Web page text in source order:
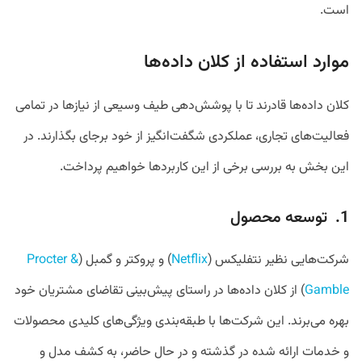
است.
موارد استفاده از کلان داده‌ها
کلان داده‌ها قادرند تا با پوشش‌دهی طیف وسیعی از نیاز‌ها در تمامی
فعالیت‌های تجاری، عملکردی شگفت‌انگیز از خود بر‌جای بگذارند. در
این بخش به بررسی برخی از این کاربرد‌ها خواهیم پرداخت.
1. توسعه محصول
شرکت‌هایی نظیر نتفلیکس (Netflix) و پروکتر و گمبل (Procter &
Gamble) از کلان داده‌ها در راستای پیش‌بینی تقاضای مشتریان خود
بهره می‌برند. این شرکت‌ها با طبقه‌بندی ویژگی‌های کلیدی محصولات
و خدمات ارائه شده در گذشته و در حال حاضر، به کشف مدل و